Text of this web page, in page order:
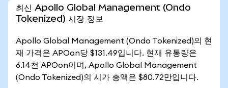
최신 Apollo Global Management (Ondo
Tokenized) 시장 정보
Apollo Global Management (Ondo Tokenized)의 현
재 가격은 APOon당 $131.49입니다. 현재 유통량은
6.14천 APOon이며, Apollo Global Management
(Ondo Tokenized)의 시가 총액은 $80.72만입니다.